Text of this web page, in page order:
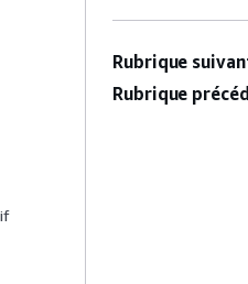
Rubrique
Rubrique